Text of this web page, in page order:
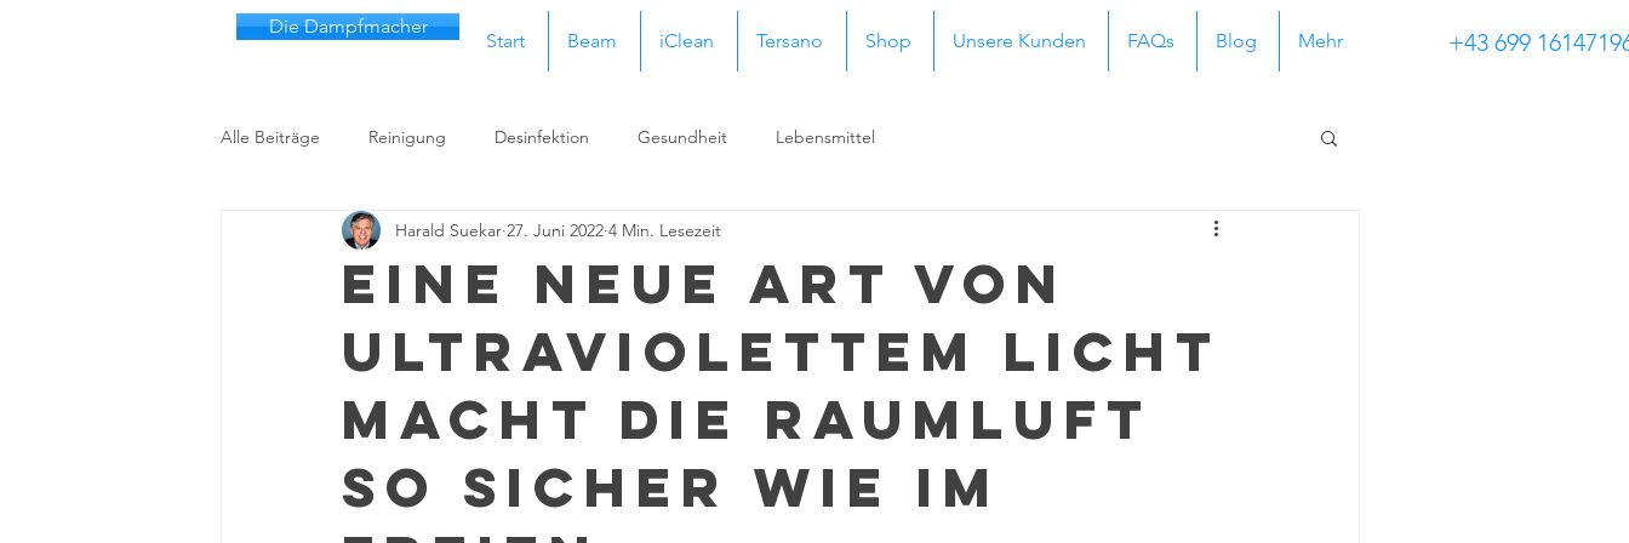
Die Dampfmacher
Start Beam iClean Tersano Shop Unsere Kunden FAQs Blog Mehr +43 699
Alle Beiträge Reinigung Desinfektion Gesundheit Lebensmittel
Eine neue Art von
ultraviolettem Licht
macht die Raumluft
so sicher wie im
Harald Suekar 27. Juni 2022 4 Min. Lesezeit